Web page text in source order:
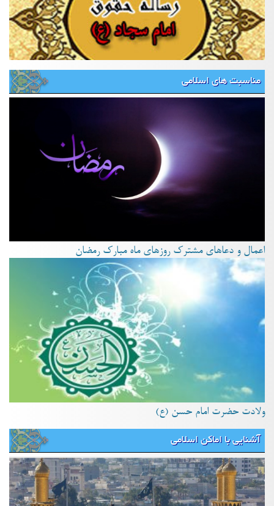
مناسبت های اسلامی
اعمال و دعاهای مشترک روزهای ماه مبارک رمضان
ولادت حضرت امام حسن (ع)
آشنایی با اماکن اسلامی